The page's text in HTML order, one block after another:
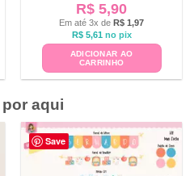
R$ 5,90
Em até 3x de R$ 1,97
R$5,61 no pix
ADICIONAR AO
CARRINHO
aqui
Save